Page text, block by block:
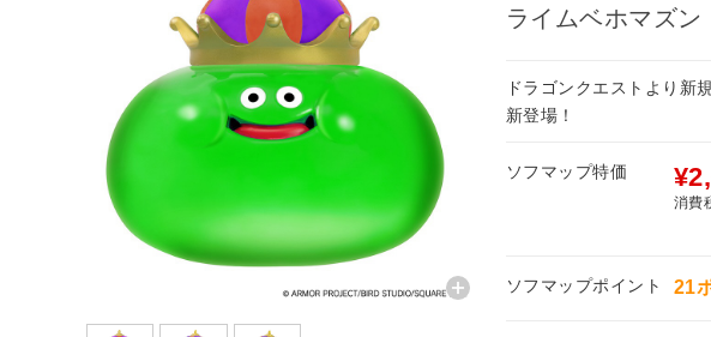
ライムベホマズン
ドラゴンクエストより新
新登場！
ソフマップ特価
消費
ソフマップポイント 21